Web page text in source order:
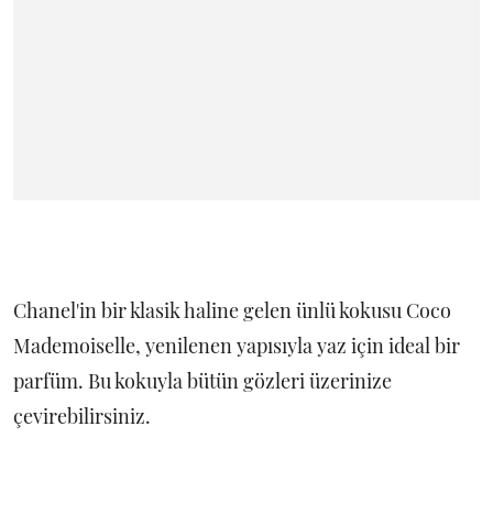
Chanel'in bir klasik haline gelen ünlü kokusu Coco
Mademoiselle, yenilenen yapısıyla yaz için ideal bir
parfüm. Bu kokuyla bütün gözleri üzerinize
çevirebilirsiniz.